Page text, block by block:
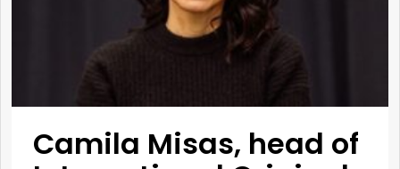
Camila Misas, head of